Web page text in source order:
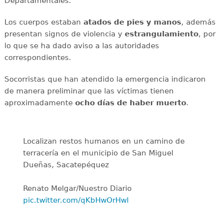
Los cuerpos estaban atados de pies y manos, además
presentan signos de violencia y estrangulamiento, por
lo que se ha dado aviso a las autoridades
correspondientes.
Socorristas que han atendido la emergencia indicaron
de manera preliminar que las víctimas tienen
aproximadamente ocho días de haber muerto.
Localizan restos humanos en un camino de
terracería en el municipio de San Miguel
Dueñas, Sacatepéquez
Renato Melgar/Nuestro Diario
pic.twitter.com/qKbHwOrHwl